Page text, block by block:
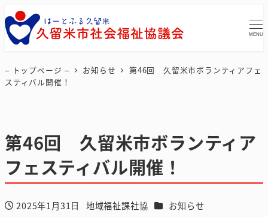
MENU
– トップページ – お知らせ
第46回 久留米市ボランティアフェ
スティバル開催！
第46回 久留米市ボランティア
フェスティバル開催！
投稿日
2025年1月31日
著
地域福祉課社協 カテゴリー
お知らせ